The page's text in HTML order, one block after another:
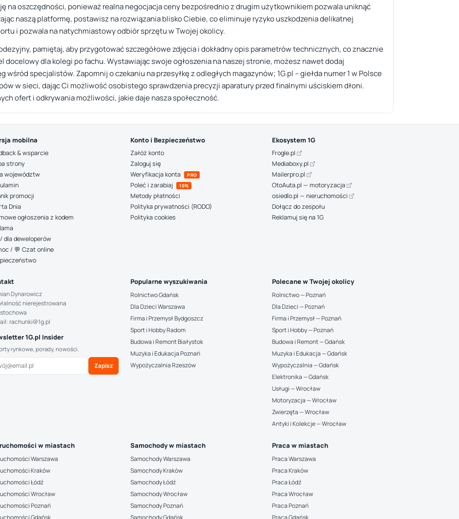
na oszczędności, ponieważ realna negocjacja ceny bezpośrednio z drugim użytkownikiem pozwala uniknąć
naszą platformę, postawisz na rozwiązania blisko Ciebie, co eliminuje ryzyko uszkodzenia delikatnej
i pozwala na natychmiastowy odbiór sprzętu w Twojej okolicy.
pamiętaj, aby przygotować szczegółowe zdjęcia i dokładny opis parametrów technicznych, co znacznie
docelowy dla kolegi po fachu. Wystawiając swoje ogłoszenia na naszej stronie, możesz nawet dodaj
wśród specjalistów. Zapomnij o czekaniu na przesyłkę z odległych magazynów; 1G.pl – giełda numer 1 w Polsce
w sieci, dając Ci możliwość osobistego sprawdzenia precyzji aparatury przed finalnymi uściskiem dłoni.
ofert i odkrywania możliwości, jakie daje nasza społeczność.
mobilna
& wsparcie
strony
województw
promocji
Dnia
ogłoszenia z kodem
dla deweloperów
/ 💬 Czat online
Konto i Bezpieczeństwo
Załóż konto
Zaloguj się
Weryfikacja konta
PRO
Poleć i zarabiaj 10%
Metody płatności
Polityka prywatności (RODO)
Polityka cookies
Ekosystem 1G
Frogle.pl
Mediaboxy.pl
Mailerpro.pl
OtoAuta.pl — motoryzacja
osiedlo.pl — nieruchomości
Dołącz do zespołu
Reklamuj się na 1G
Dynarowicz
nierejestrowana
rachunki@1g.pl
1G.pl Insider
rynkowe, porady, nowości.
Zapisz
Popularne wyszukiwania
Rolnictwo Gdańsk
Dla Dzieci Warszawa
Firma i Przemysł Bydgoszcz
Sport i Hobby Radom
Budowa i Remont Białystok
Muzyka i Edukacja Poznań
Wypożyczalnia Rzeszów
Polecane w Twojej okolicy
Rolnictwo — Poznań
Dla Dzieci — Poznań
Firma i Przemysł — Poznań
Sport i Hobby — Poznań
Budowa i Remont — Gdańsk
Muzyka i Edukacja — Gdańsk
Wypożyczalnia — Gdańsk
Elektronika — Gdańsk
Usługi — Wrocław
Motoryzacja — Wrocław
Zwierzęta — Wrocław
Antyki i Kolekcje — Wrocław
w miastach
Warszawa
Kraków
Łódź
Wrocław
Poznań
Gdańsk
Samochody w miastach
Samochody Warszawa
Samochody Kraków
Samochody Łódź
Samochody Wrocław
Samochody Poznań
Samochody Gdańsk
Praca w miastach
Praca Warszawa
Praca Kraków
Praca Łódź
Praca Wrocław
Praca Poznań
Praca Gdańsk